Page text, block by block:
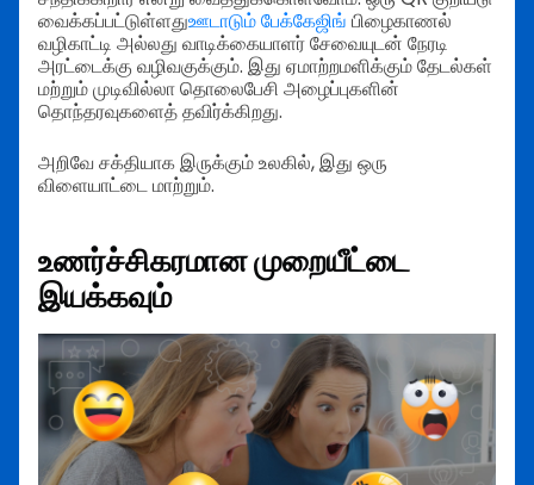
வைக்கப்பட்டுள்ளதுஊடாடும் பேக்கேஜிங் பிழைகாணல்
வழிகாட்டி அல்லது வாடிக்கையாளர் சேவையுடன் நேரடி
அரட்டைக்கு வழிவகுக்கும். இது ஏமாற்றமளிக்கும் தேடல்கள்
மற்றும் முடிவில்லா தொலைபேசி அழைப்புகளின்
தொந்தரவுகளைத் தவிர்க்கிறது.
அறிவே சக்தியாக இருக்கும் உலகில், இது ஒரு
விளையாட்டை மாற்றும்.
உணர்ச்சிகரமான முறையீட்டை
இயக்கவும்